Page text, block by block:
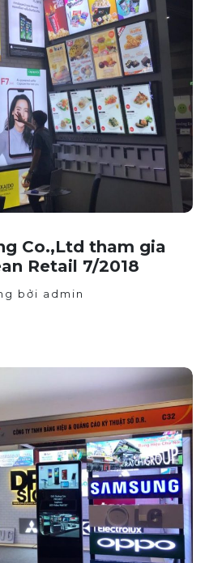
Co.,Ltd tham gia
Retail 7/2018
bởi admin